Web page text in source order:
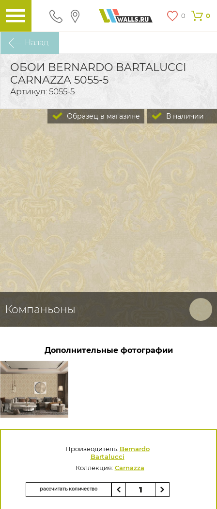
0 0
Назад
ОБОИ BERNARDO BARTALUCCI
CARNAZZA 5055-5
Артикул: 5055-5
В наличии
Образец в магазине
Компаньоны
Дополнительные фотографии
Производитель: Bernardo
Bartalucci
Коллекция: Carnazza
рассчитать количество